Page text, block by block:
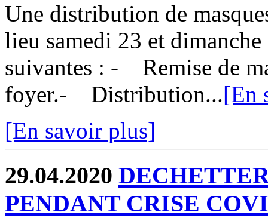
Une distribution de
lieu samedi 23 et
suivantes : - Remise de
foyer.- Distribution...[En
[En savoir plus]
29.04.2020
PENDANT CRISE